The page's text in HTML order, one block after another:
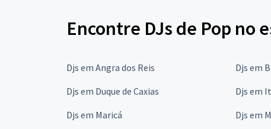
Encontre DJs de Pop no
Djs em Angra dos Reis Djs em
Djs em Duque de Caxias
Djs em
Djs em Maricá
Djs em